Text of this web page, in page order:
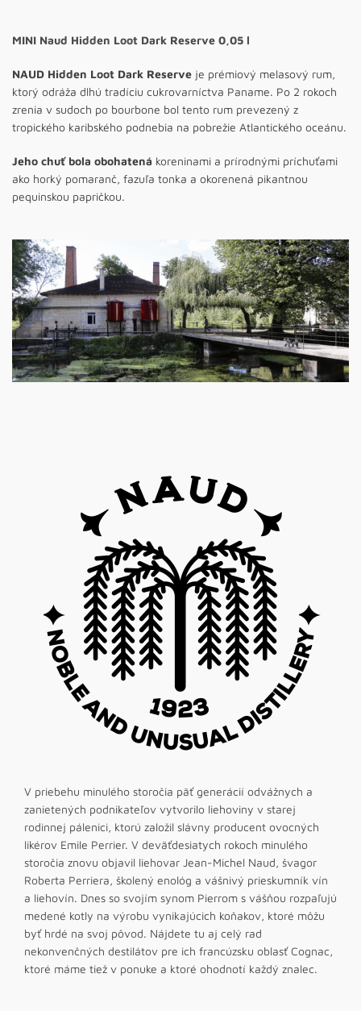
MINI Naud Hidden Loot Dark Reserve 0,05 l
NAUD Hidden Loot Dark Reserve je prémiový melasový rum,
ktorý odráža dlhú tradíciu cukrovarníctva Paname. Po 2 rokoch
zrenia v sudoch po bourbone bol tento rum prevezený z
tropického karibského podnebia na pobrežie Atlantického oceánu.
Jeho chuť bola obohatená koreninami a prírodnými príchuťami
ako horký pomaranč, fazuľa tonka a okorenená pikantnou
pequinskou papričkou.
V priebehu minulého storočia päť generácií odvážnych a
zanietených podnikateľov vytvorilo liehoviny v starej
rodinnej pálenici, ktorú založil slávny producent ovocných
likérov Emile Perrier. V deväťdesiatych rokoch minulého
storočia znovu objavil liehovar Jean-Michel Naud, švagor
Roberta Perriera, školený enológ a vášnivý prieskumník vín
a liehovín. Dnes so svojím synom Pierrom s vášňou rozpaľujú
medené kotly na výrobu vynikajúcich koňakov, ktoré môžu
byť hrdé na svoj pôvod. Nájdete tu aj celý rad
nekonvenčných destilátov pre ich francúzsku oblasť Cognac,
ktoré máme tiež v ponuke a ktoré ohodnotí každý znalec.